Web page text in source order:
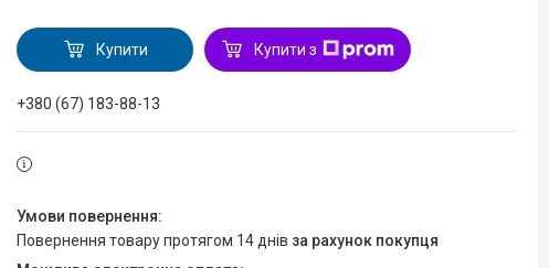
Купити Купити з
+380 (67) 183-88-13
повернення товару протягом 14 днів за рахунок покупця